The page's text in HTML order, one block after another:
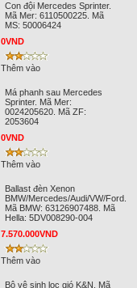
Con đội Mercedes Sprinter.
Mã Mer: 6110500225. Mã
MS: 50006424
0VND
Thêm vào
Má phanh sau Mercedes
Sprinter. Mã Mer:
0024205620. Mã ZF:
2053604
0VND
Thêm vào
Ballast đèn Xenon
BMW/Mercedes/Audi/VW/Ford.
Mã BMW: 63126907488. Mã
Hella: 5DV008290-004
7.570.000VND
Thêm vào
Bộ vệ sinh lọc gió K&N. Mã